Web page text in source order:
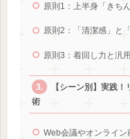
原則1：上半身「きち
原則2：「清潔感」と
原則3：着回し力と汎
【シーン別】実践
術
Web会議やオンライ